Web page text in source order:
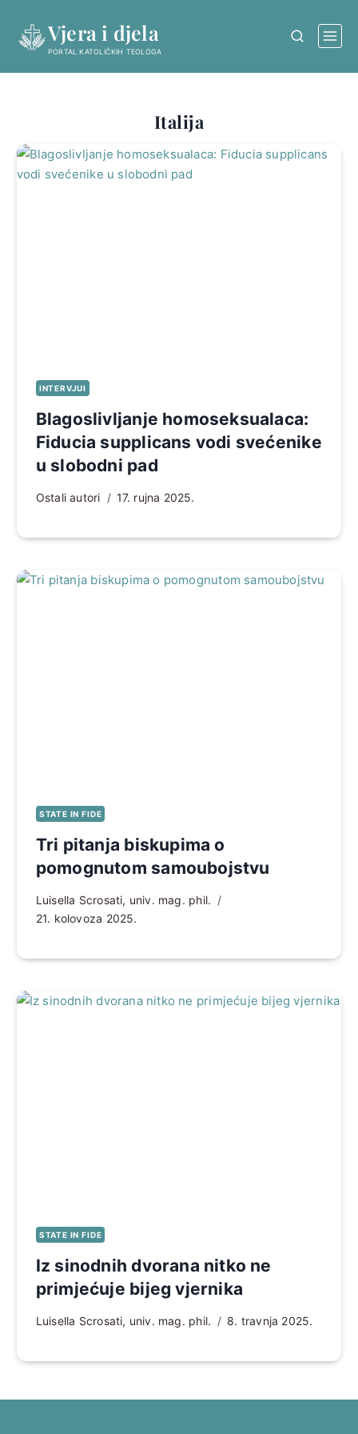
content
Vjera i djela
PORTAL KATOLIČKIH TEOLOGA
Italija
INTERVJUI
Blagoslivljanje homoseksualaca:
Fiducia supplicans vodi svećenike
u slobodni pad
Ostali autori 17. rujna 2025.
STATE IN FIDE
Tri pitanja biskupima o
pomognutom samoubojstvu
Luisella Scrosati, univ. mag. phil.
21. kolovoza 2025.
STATE IN FIDE
Iz sinodnih dvorana nitko ne
primjećuje bijeg vjernika
Luisella Scrosati, univ. mag. phil. 8. travnja 2025.